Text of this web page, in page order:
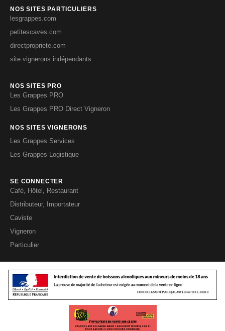
NOS SITES PARTICULIERS
lesgrappes.com
petitescaves.com
directpropriete.com
site vignerons indépendants
NOS SITES PRO
Les Grappes PRO
Les Grappes PRO Direct Vigneron
NOS SITES VIGNERONS
Les Grappes Services
Les Grappes Logistique
SE CONNECTER
Café, Hôtel, Restaurant
Distributeur, Importateur
Caviste
Vigneron
Particulier